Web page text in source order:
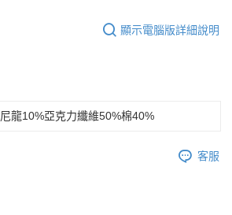
顯示電腦版詳細說明
尼龍10%亞克力纖維50%棉40%
客服